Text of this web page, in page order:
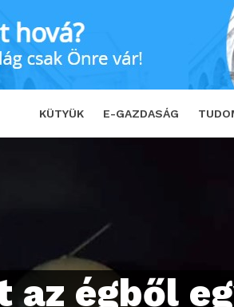
KÜTYÜK E-GAZDASÁG
gömb alakú tárgy
az égből